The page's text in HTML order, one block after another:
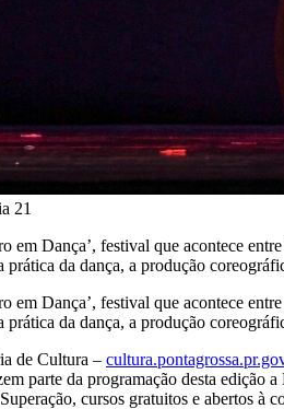
21
Dança’, festival que acontece
da dança, a produção
Dança’, festival que acontece
da dança, a produção
de Cultura –
parte da programação desta
cursos gratuitos e abertos